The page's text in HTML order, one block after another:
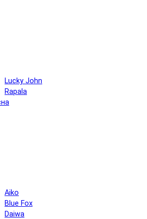
Lucky John
Rapala
Aiko
Blue Fox
Daiwa